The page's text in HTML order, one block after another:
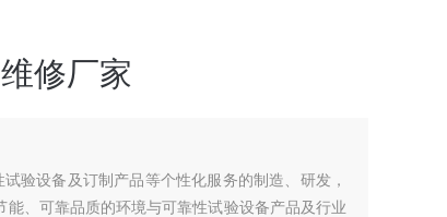
修厂家
验设备及订制产品等个性化服务的制造、研发，
、可靠品质的环境与可靠性试验设备产品及行业